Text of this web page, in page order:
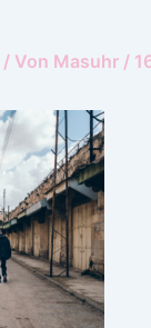
/ Von Masuhr /